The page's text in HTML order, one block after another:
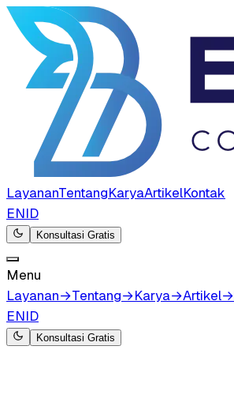
LayananTentangKaryaArtikelKontak
ENID
Konsultasi Gratis
Menu
Layanan→Tentang→Karya→Artikel→
ENID
Konsultasi Gratis